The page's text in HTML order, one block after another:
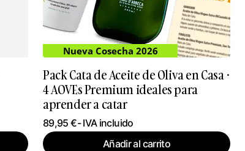
Nueva Cosecha 2026
Pack Cata de Aceite de Oliva en Casa ·
4 AOVEs Premium ideales para
aprender a catar
89,95€- IVA incluido
Añadir al carrito